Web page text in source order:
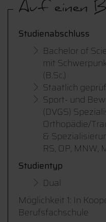
Auf einen
Studienabschluss
Bachelor of
mit
(B.Sc.)
Staatlich
Sport- und
(DVGS)
Orthopädie/
&
RS, OP, MNW,
Studientyp
Dual
Möglichkeit 1: In
Berufsfachschule